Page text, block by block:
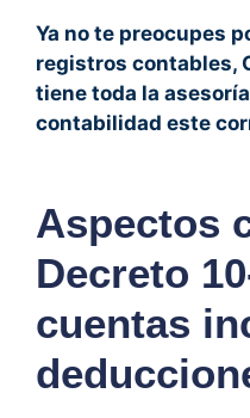
Ya no te preocupes
registros contables,
tiene toda la
contabilidad este
Aspectos
Decreto
cuentas